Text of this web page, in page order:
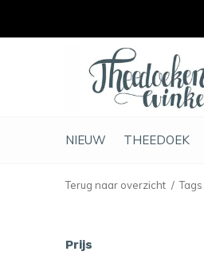
NIEUW THEEDOEK
Terug naar overzicht Tags
Prijs